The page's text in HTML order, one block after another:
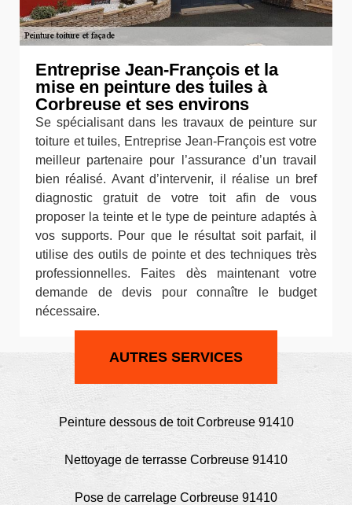
Entreprise Jean-François et la
mise en peinture des tuiles à
Corbreuse et ses environs
Se spécialisant dans les travaux de peinture sur
toiture et tuiles, Entreprise Jean-François est votre
meilleur partenaire pour l’assurance d’un travail
bien réalisé. Avant d’intervenir, il réalise un bref
diagnostic gratuit de votre toit afin de vous
proposer la teinte et le type de peinture adaptés à
vos supports. Pour que le résultat soit parfait, il
utilise des outils de pointe et des techniques très
professionnelles. Faites dès maintenant votre
demande de devis pour connaître le budget
nécessaire.
AUTRES SERVICES
Peinture dessous de toit Corbreuse 91410
Nettoyage de terrasse Corbreuse 91410
Pose de carrelage Corbreuse 91410